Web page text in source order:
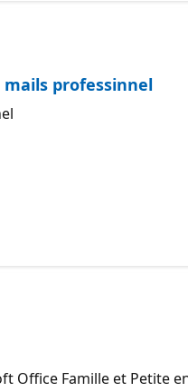
professinnel
Famille et Petite